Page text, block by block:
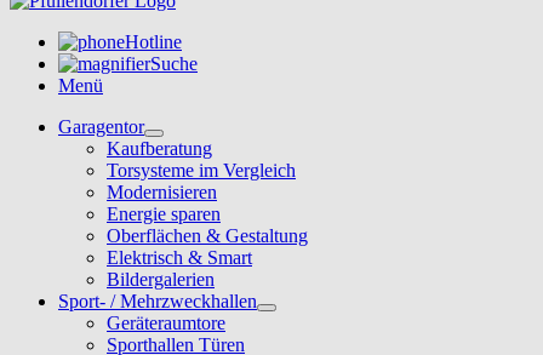
Hotline
Suche
Menü
Garagentor
Kaufberatung
Torsysteme im Vergleich
Modernisieren
Energie sparen
Oberflächen & Gestaltung
Elektrisch & Smart
Bildergalerien
Sport- / Mehrzweckhallen
Geräteraumtore
Sporthallen Türen